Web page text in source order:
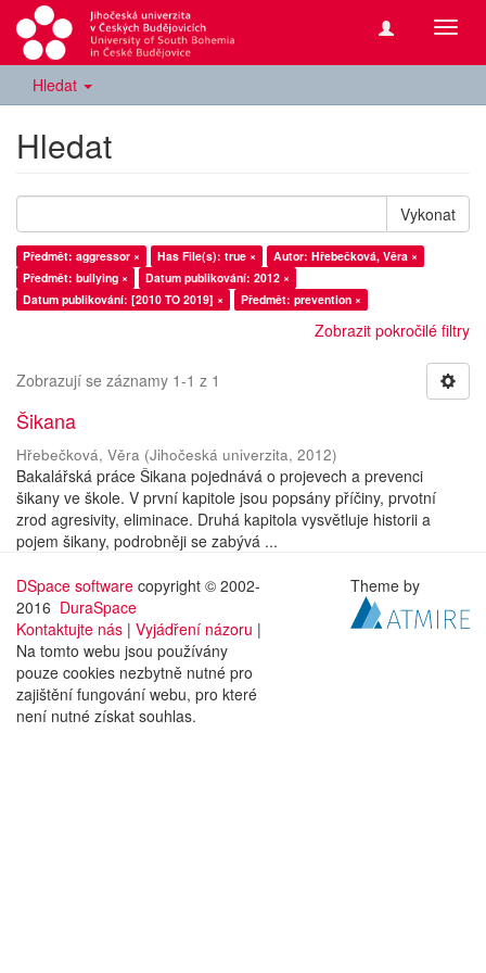
Hledat
Hledat
Vykonat
Předmět: aggressor × Has File(s): true ×
Autor: Hřebečková, Věra ×
Předmět: bullying ×
Datum publikování: 2012 ×
Datum publikování: [2010 TO 2019] ×
Předmět: prevention ×
Zobrazit pokročilé filtry
Zobrazují se záznamy 1-1 z 1
Šikana
Hřebečková, Věra (Jihočeská univerzita, 2012)
Bakalářská práce Šikana pojednává o projevech a prevenci
šikany ve škole. V první kapitole jsou popsány příčiny, prvotní
zrod agresivity, eliminace. Druhá kapitola vysvětluje historii a
pojem šikany, podrobněji se zabývá ...
DSpace software copyright © 2002-
2016 DuraSpace
Kontaktujte nás | Vyjádření názoru |
Na tomto webu jsou používány
pouze cookies nezbytně nutné pro
zajištění fungování webu, pro které
není nutné získat souhlas.
Theme by